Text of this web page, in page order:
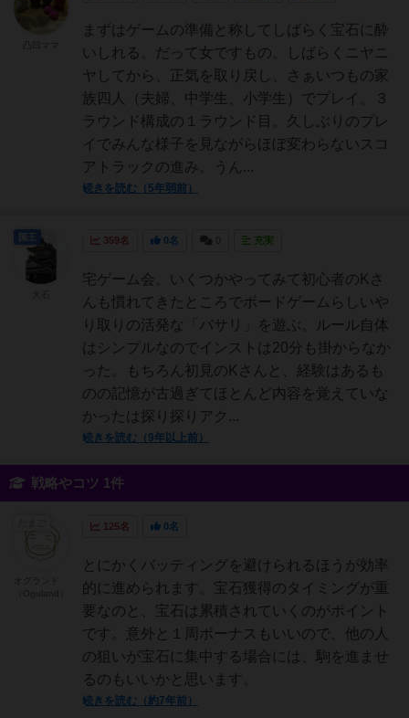
まずはゲームの準備と称してしばらく宝石に酔
いしれる。だって女ですもの。しばらくニヤニ
ヤしてから、正気を取り戻し、さぁいつもの家
族四人（夫婦、中学生、小学生）でプレイ。３
ラウンド構成の１ラウンド目。久しぶりのプレ
イでみんな様子を見ながらほぼ変わらないスコ
アトラックの進み。うん...
続きを読む（5年弱前）
359名 0名 充実
宅ゲーム会。いくつかやってみて初心者のKさ
んも慣れてきたところでボードゲームらしいや
り取りの活発な「バサリ」を遊ぶ。ルール自体
はシンプルなのでインストは20分も掛からなか
った。もちろん初見のKさんと、経験はあるも
のの記憶が古過ぎてほとんど内容を覚えていな
かったは探り探りアク...
続きを読む（9年以上前）
戦略やコツ 1件
125名 0名
とにかくバッティングを避けられるほうが効率
的に進められます。宝石獲得のタイミングが重
要なのと、宝石は累積されていくのがポイント
です。意外と１周ボーナスもいいので、他の人
の狙いが宝石に集中する場合には、駒を進ませ
るのもいいかと思います。
続きを読む（約7年前）